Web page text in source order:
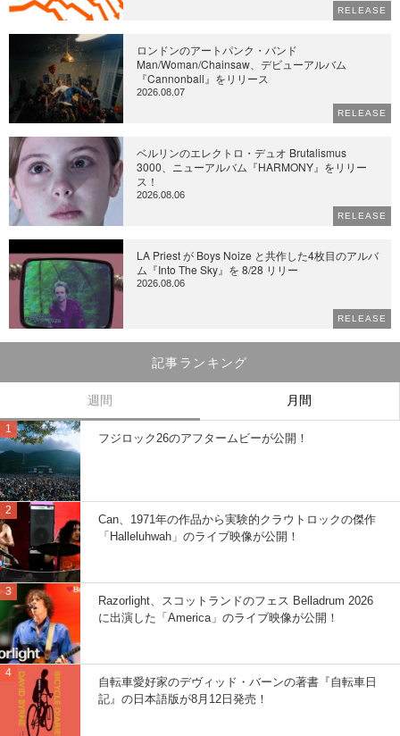
RELEASE
ロンドンのアートパンク・バンド
Man/Woman/Chainsaw、デビューアルバム
『Cannonball』をリリース
2026.08.07
RELEASE
ベルリンのエレクトロ・デュオ Brutalismus
3000、ニューアルバム『HARMONY』をリリー
ス！
2026.08.06
RELEASE
LA Priest が Boys Noize と共作した4枚目のアルバ
ム『Into The Sky』を 8/28 リリー
2026.08.06
RELEASE
記事ランキング
週間 月間
フジロック26のアフタームビーが公開！
Can、1971年の作品から実験的クラウトロックの傑作
「Halleluhwah」のライブ映像が公開！
Razorlight、スコットランドのフェス Belladrum 2026
に出演した「America」のライブ映像が公開！
自転車愛好家のデヴィッド・バーンの著書『自転車日
記』の日本語版が8月12日発売！